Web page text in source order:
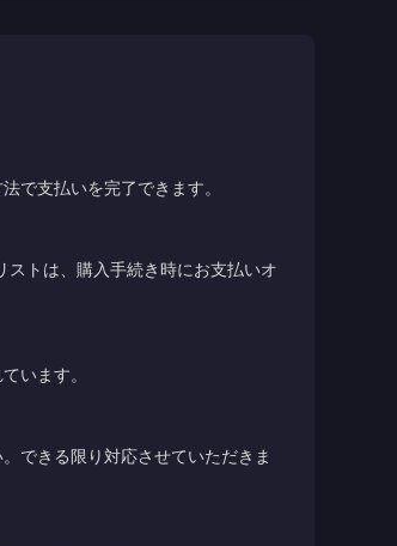
で支払いを完了できます。
トは、購入手続き時にお支払いオ
います。
できる限り対応させていただきま